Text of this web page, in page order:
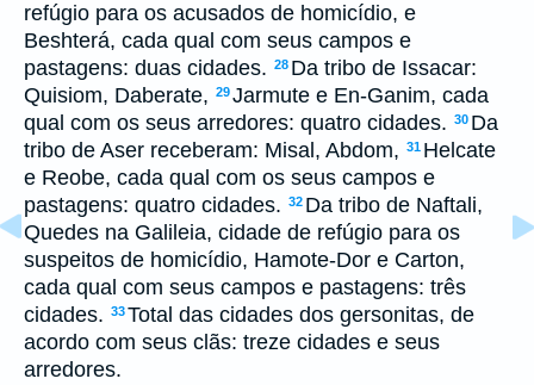
refúgio para os acusados de homicídio, e
Beshterá, cada qual com seus campos e
pastagens: duas cidades. 28 Da tribo de Issacar:
Quisiom, Daberate, 29Jarmute e En-Ganim, cada
qual com os seus arredores: quatro cidades. 30 Da
tribo de Aser receberam: Misal, Abdom, 31 Helcate
e Reobe, cada qual com os seus campos e
pastagens: quatro cidades. 32 Da tribo de Naftali,
Quedes na Galileia, cidade de refúgio para os
suspeitos de homicídio, Hamote-Dor e Carton,
cada qual com seus campos e pastagens: três
cidades. 33Total das cidades dos gersonitas, de
acordo com seus clãs: treze cidades e seus
arredores.